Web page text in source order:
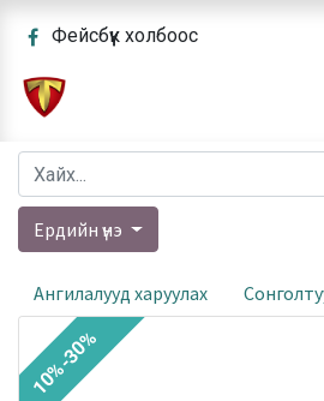
Фейсбүүк холбоос
Ердийн үнэ
Ангилалууд харуулах
10%-30%